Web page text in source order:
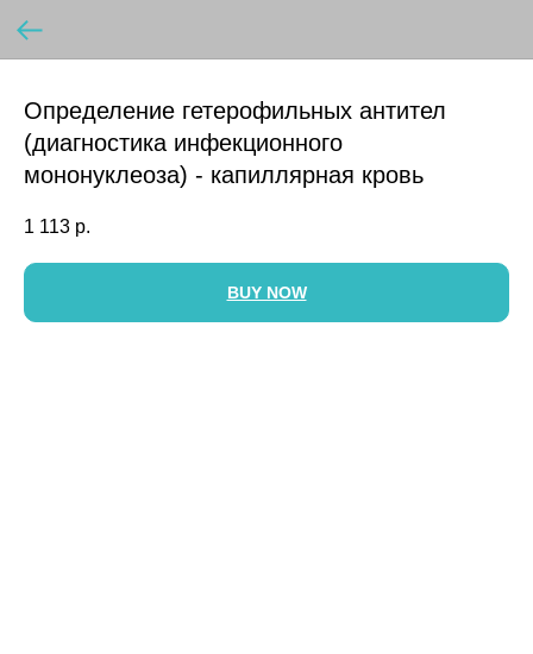
Определение гетерофильных антител
(диагностика инфекционного
мононуклеоза) - капиллярная кровь
1 113 р.
BUY NOW